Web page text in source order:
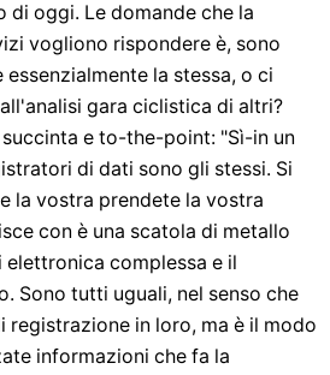
di oggi. Le domande che la
vogliono rispondere è, sono
la stessa, o ci
gara ciclistica di altri?
e to-the-point: "Sì-in un
di dati sono gli stessi. Si
la vostra prendete la vostra
con è una scatola di metallo
complessa e il
Sono tutti uguali, nel senso che
in loro, ma è il modo
informazioni che fa la